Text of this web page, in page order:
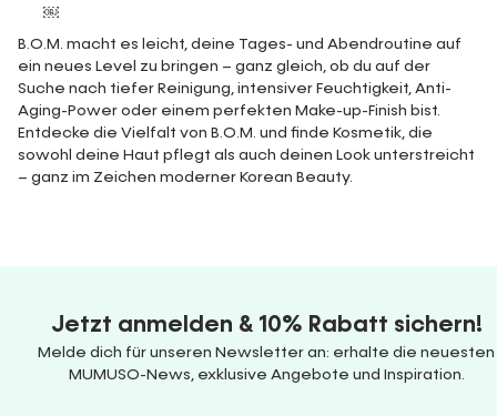
￼
B.O.M. macht es leicht, deine Tages- und Abendroutine auf
ein neues Level zu bringen – ganz gleich, ob du auf der
Suche nach tiefer Reinigung, intensiver Feuchtigkeit, Anti-
Aging-Power oder einem perfekten Make-up-Finish bist.
Entdecke die Vielfalt von B.O.M. und finde Kosmetik, die
sowohl deine Haut pflegt als auch deinen Look unterstreicht
– ganz im Zeichen moderner Korean Beauty.
Jetzt anmelden & 10% Rabatt sichern!
Melde dich für unseren Newsletter an: erhalte die neuesten
MUMUSO-News, exklusive Angebote und Inspiration.